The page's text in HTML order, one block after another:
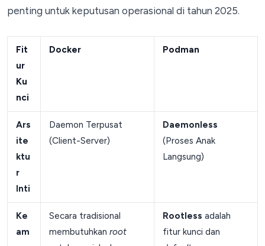
penting untuk keputusan operasional di tahun 2025.
Fit
ur
Ku
nci
Docker Podman
Ars
ite
ktu
r
Inti
Daemon Terpusat
(Client-Server)
Daemonless
(Proses Anak
Langsung)
Ke
am
Secara tradisional
membutuhkan root
Rootless adalah
fitur kunci dan